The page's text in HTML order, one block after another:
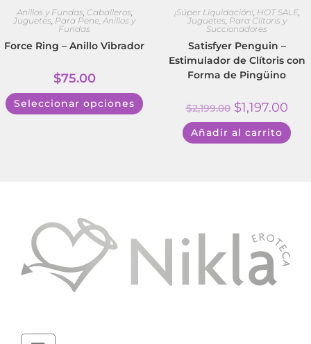
Anillos y Fundas Caballeros
Juguetes Para Pene, Anillos y
Fundas
Force Ring – Anillo Vibrador
$75.00
Seleccionar opciones
¡Súper Liquidación!, HOT SALE,
Juguetes Para Clítoris y
Succionadores
Satisfyer Penguin –
Estimulador de Clítoris con
Forma de Pingüino
$2,199.00 $1,197.00
Añadir al carrito